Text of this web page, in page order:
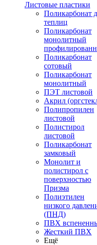
Листовые пластики
Поликарбонат
теплиц
Поликарбонат
монолитный
Поликарбонат
сотовый
Поликарбонат
монолитный
ПЭТ листовой
Акрил
Полипропилен
листовой
Полистирол
листовой
Поликарбонат
замковый
Монолит и
полистирол с
поверхностью
Призма
Полиэтилен
низкого
(ПНД)
ПВХ
Жесткий ПВХ
Ещё